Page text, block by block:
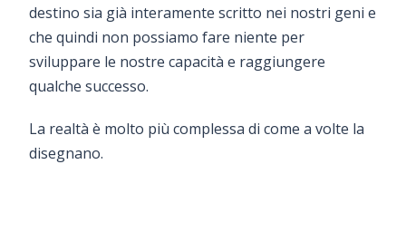
destino sia già interamente scritto nei nostri geni e
che quindi non possiamo fare niente per
sviluppare le nostre capacità e raggiungere
qualche successo.
La realtà è molto più complessa di come a volte la
disegnano.